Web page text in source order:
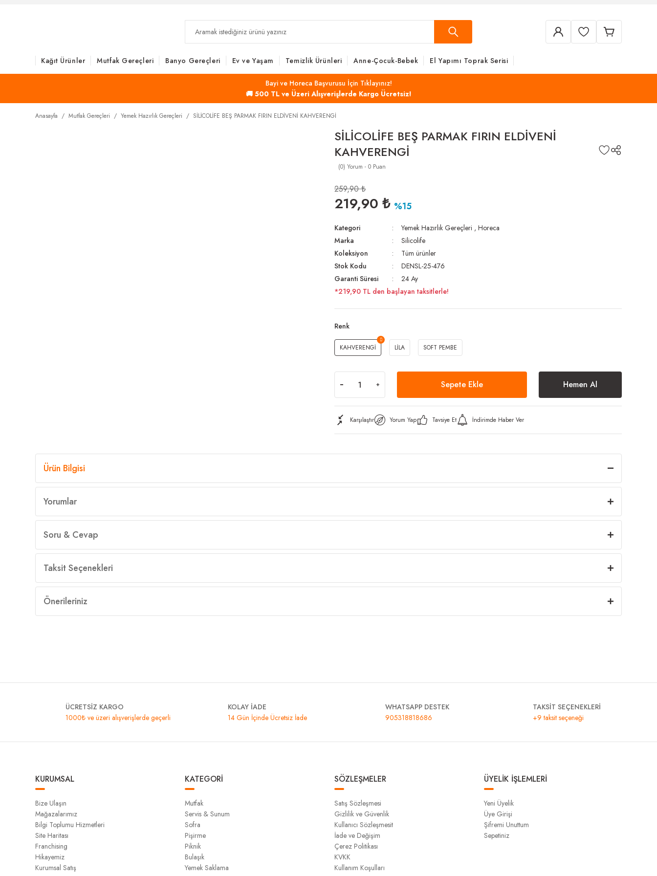
Kağıt Ürünler Mutfak Gereçleri Banyo Gereçleri Ev ve Yaşam Temizlik Ürünleri Anne-Çocuk-Bebek El Yapımı Toprak Serisi
Bayi ve Horeca Başvurusu İçin Tıklayınız!
🚚 500 TL ve Üzeri Alışverişlerde Kargo Ücretsiz!
Anasayfa Mutfak Gereçleri Yemek Hazırlık Gereçleri SİLİCOLİFE BEŞ PARMAK FIRIN ELDİVENİ KAHVERENGİ
SİLİCOLİFE BEŞ PARMAK FIRIN ELDİVENİ
KAHVERENGİ
(0) Yorum - 0 Puan
259,90 ₺
219,90 ₺ %15
Kategori Yemek Hazırlık Gereçleri , Horeca
Marka
Silicolife
Koleksiyon
Tüm ürünler
Stok Kodu
DENSL-25-476
Garanti Süresi
24 Ay
*219,90 TL den başlayan taksitlerle!
Renk
KAHVERENGİ LİLA SOFT PEMBE
Sepete Ekle Hemen Al
Karşılaştır Yorum Yap Tavsiye Et İndirimde Haber Ver
Ürün Bilgisi
Yorumlar
Soru & Cevap
Taksit Seçenekleri
Önerileriniz
ÜCRETSİZ KARGO
1000₺ ve üzeri alışverişlerde geçerli
KOLAY İADE
14 Gün İçinde Ücretsiz İade
WHATSAPP DESTEK
905318818686
TAKSİT SEÇENEKLERİ
+9 taksit seçeneği
KURUMSAL
Bize Ulaşın
Mağazalarımız
Bilgi Toplumu Hizmetleri
Site Haritası
Franchising
Hikayemiz
Kurumsal Satış
KATEGORİ
Mutfak
Servis & Sunum
Sofra
Pişirme
Piknik
Bulaşık
Yemek Saklama
SÖZLEŞMELER
Satış Sözleşmesi
Gizlilik ve Güvenlik
Kullanıcı Sözleşmesit
İade ve Değişim
Çerez Politikası
KVKK
Kullanım Koşulları
ÜYELİK İŞLEMLERİ
Yeni Üyelik
Üye Girişi
Şifremi Unuttum
Sepetiniz